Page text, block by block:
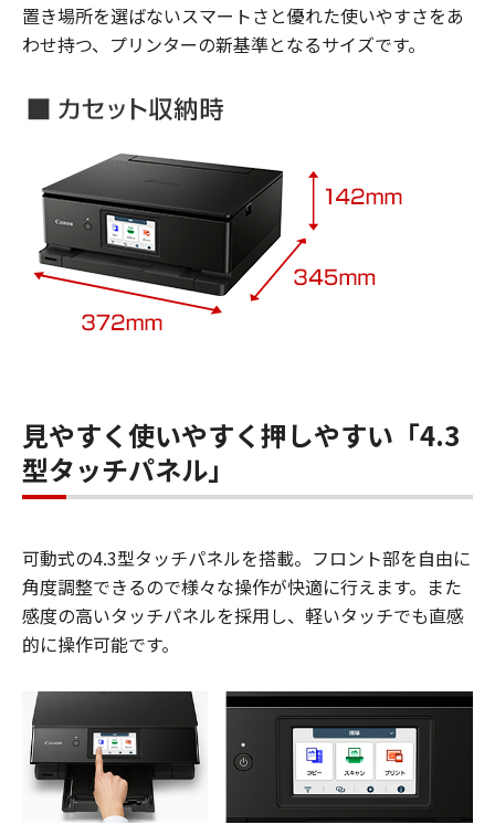
置き場所を選ばないスマートさと優れた使いやすさをあ
わせ持つ、プリンターの新基準となるサイズです。
見やすく使いやすく押しやすい「4.3
型タッチパネル」
可動式の4.3型タッチパネルを搭載。フロント部を自由に
角度調整できるので様々な操作が快適に行えます。また
感度の高いタッチパネルを採用し、軽いタッチでも直感
的に操作可能です。